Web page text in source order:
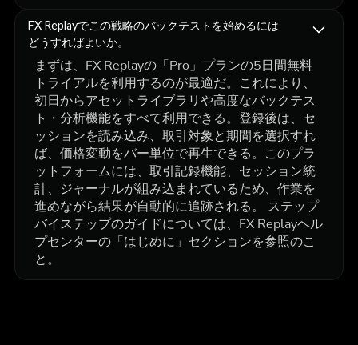
FX Replayでこの戦略のバックテストを始めるには
どうすればよいか。
まずは、FX Replayの「Pro」プランの5日間無料
トライアルを利用するのが最適だ。これにより、
初日からアセットライブラリや高度なバックテス
ト・分析機能をすべて利用できる。登録後は、セ
ッションを読み込み、取引対象と期間を選択すれ
ば、価格変動をバー単位で再生できる。このプラ
ットフォームには、取引記録機能、セッション統
計、ジャーナルが組み込まれているため、作業を
進めながら結果が自動的に追跡される。 ステップ
バイステップのガイドについては、FX Replayヘル
プセンターの「はじめに」セクションを参照のこ
と。